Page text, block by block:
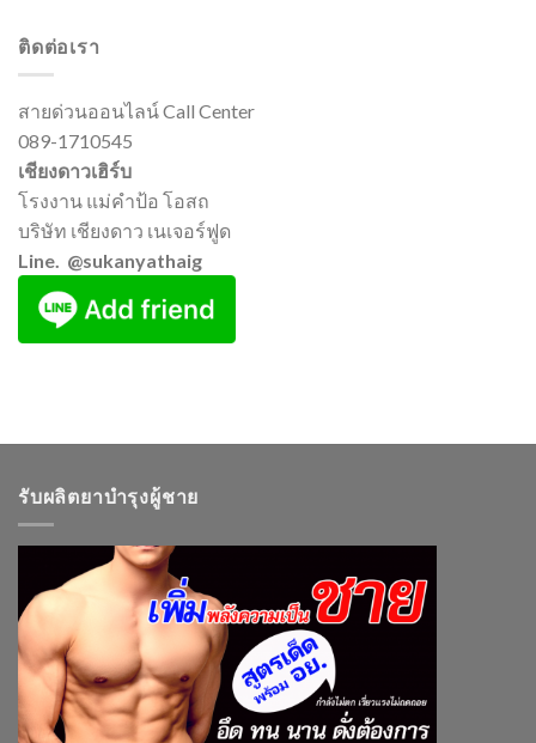
ติดต่อเรา
สายด่วนออนไลน์ Call Center
089-1710545
เชียงดาวเฮิร์บ
โรงงาน แม่คำป้อ โอสถ
บริษัท เชียงดาว เนเจอร์ฟูด
Line. @sukanyathaig
รับผลิตยาบำรุงผู้ชาย